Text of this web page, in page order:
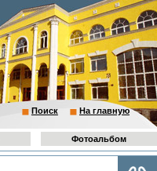
Поиск На главную
Фотоальбом